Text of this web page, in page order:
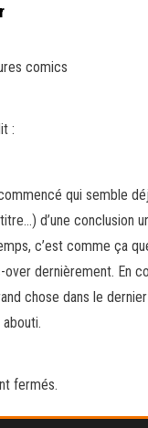
comics
:
qui semble
d’une conclusion
c’est comme ça
dernièrement. En
chose dans le
fermés.